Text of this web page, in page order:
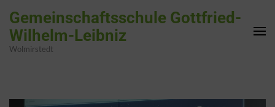
Inhalt
springen
Gemeinschaftsschule Gottfried-
Wilhelm-Leibniz
Wolmirstedt